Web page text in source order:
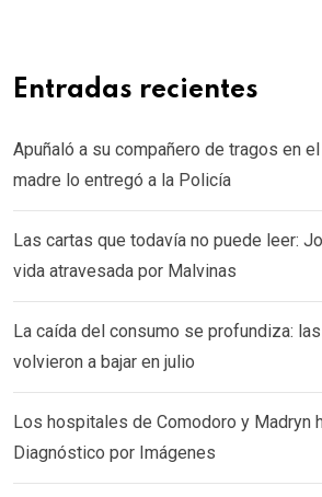
Entradas recientes
Apuñaló a su compañero de tragos en
madre lo entregó a la Policía
Las cartas que todavía no puede leer:
vida atravesada por Malvinas
La caída del consumo se profundiza:
volvieron a bajar en julio
Los hospitales de Comodoro y Madryn
Diagnóstico por Imágenes